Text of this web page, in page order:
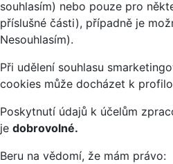
souhlasím) nebo pouze pro
příslušné části), případně je
Nesouhlasím).
Při udělení souhlasu
cookies může docházet k
Poskytnutí údajů k účelům
je dobrovolné.
Beru na vědomí, že mám právo: